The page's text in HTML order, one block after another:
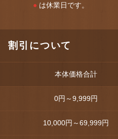
● は休業日です。
割引について
本体価格合計
0円～9,999円
10,000円～69,999円